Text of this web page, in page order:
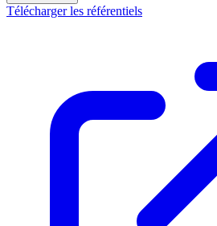
Télécharger les référentiels